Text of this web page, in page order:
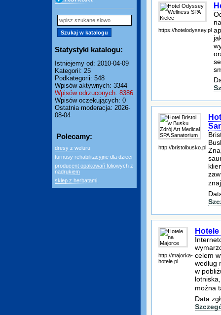
Statystyki katalogu:
Istniejemy od: 2010-04-09
Kategorii: 25
Podkategorii: 548
Wpisów aktywnych: 3344
Wpisów odrzuconych: 8386
Wpisów oczekujących: 0
Ostatnia moderacja: 2026-
08-04
Polecamy:
dresy z weluru
turnusy rehabilitacyjne dla dzieci
producent opakowań foliowych z
nadrukiem
sklep z herbatami
https://hotelodyssey.pl
http://bristolbusko.pl
http://majorka-
hotele.pl
celem
według
w
można
Data